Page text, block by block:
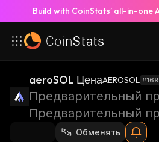
Build with CoinStats’ all-in-one
aeroSOL ЦенаAEROSOL
Предварительный
Предварительный
Обменять